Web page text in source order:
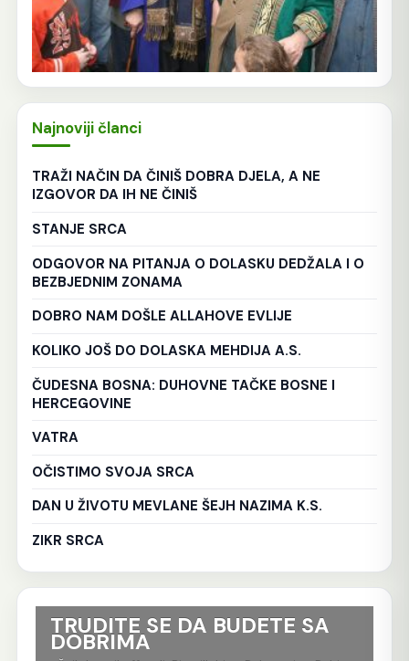
Najnoviji članci
TRAŽI NAČIN DA ČINIŠ DOBRA DJELA, A NE
IZGOVOR DA IH NE ČINIŠ
STANJE SRCA
ODGOVOR NA PITANJA O DOLASKU DEDŽALA I O
BEZBJEDNIM ZONAMA
DOBRO NAM DOŠLE ALLAHOVE EVLIJE
KOLIKO JOŠ DO DOLASKA MEHDIJA A.S.
ČUDESNA BOSNA: DUHOVNE TAČKE BOSNE I
HERCEGOVINE
VATRA
OČISTIMO SVOJA SRCA
DAN U ŽIVOTU MEVLANE ŠEJH NAZIMA K.S.
ZIKR SRCA
TRUDITE SE DA BUDETE SA
DOBRIMA